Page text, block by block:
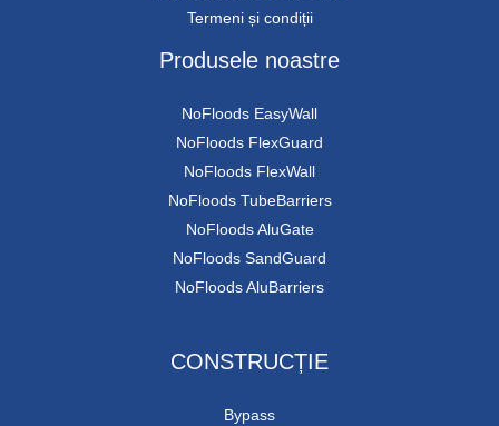
Termeni și condiții
Produsele noastre
NoFloods EasyWall
NoFloods FlexGuard
NoFloods FlexWall
NoFloods TubeBarriers
NoFloods AluGate
NoFloods SandGuard
NoFloods AluBarriers
CONSTRUCȚIE
Bypass